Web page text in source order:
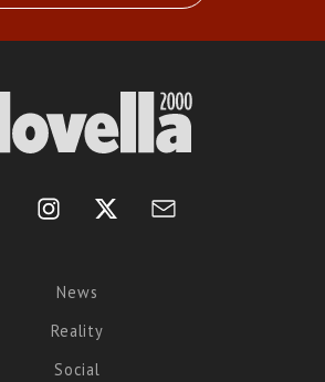
News
Reality
Social